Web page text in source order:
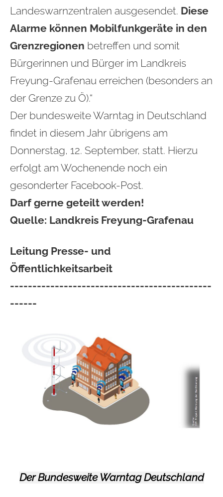
Landeswarnzentralen ausgesendet. Diese
Alarme können Mobilfunkgeräte in den
Grenzregionen betreffen und somit
Bürgerinnen und Bürger im Landkreis
Freyung-Grafenau erreichen (besonders an
der Grenze zu Ö).“
Der bundesweite Warntag in Deutschland
findet in diesem Jahr übrigens am
Donnerstag, 12. September, statt. Hierzu
erfolgt am Wochenende noch ein
gesonderter Facebook-Post.
Darf gerne geteilt werden!
Quelle: Landkreis Freyung-Grafenau
Leitung Presse- und
Öffentlichkeitsarbeit
---------------------------------------------
------
Der Bundesweite Warntag Deutschland